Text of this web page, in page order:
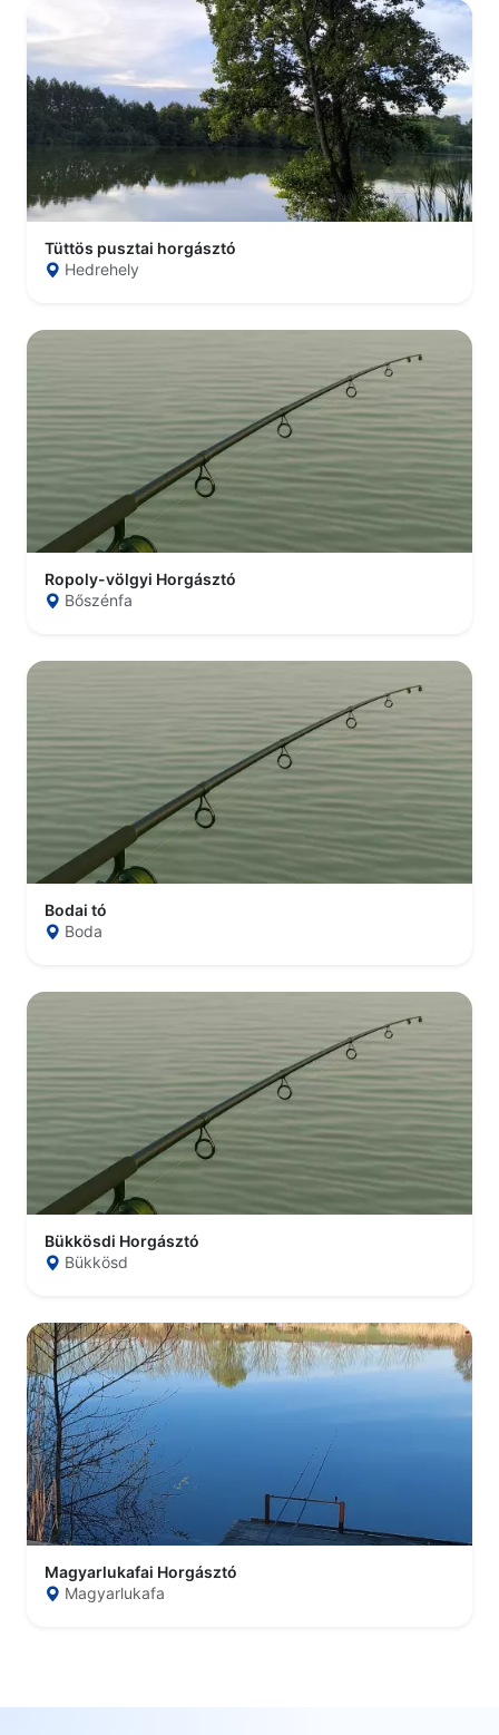
Tüttös pusztai horgásztó
Hedrehely
Ropoly-völgyi Horgásztó
Bőszénfa
Bodai tó
Boda
Bükkösdi Horgásztó
Bükkösd
Magyarlukafai Horgásztó
Magyarlukafa